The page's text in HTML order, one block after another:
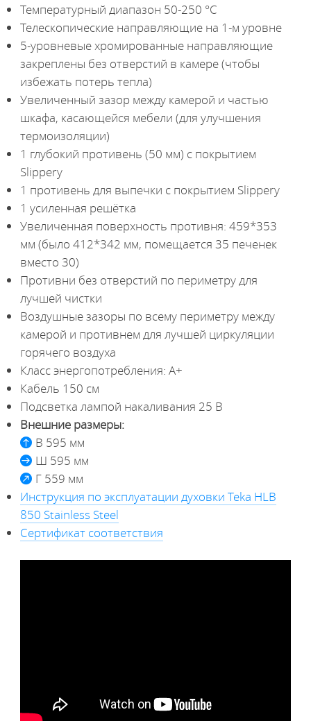
Температурный диапазон 50-250 °С
Телескопические направляющие на 1-м уровне
5-уровневые хромированные направляющие
закреплены без отверстий в камере (чтобы
избежать потерь тепла)
Увеличенный зазор между камерой и частью
шкафа, касающейся мебели (для улучшения
термоизоляции)
1 глубокий противень (50 мм) с покрытием
Slippery
1 противень для выпечки с покрытием Slippery
1 усиленная решётка
Увеличенная поверхность противня: 459*353
мм (было 412*342 мм, помещается 35 печенек
вместо 30)
Противни без отверстий по периметру для
лучшей чистки
Воздушные зазоры по всему периметру между
камерой и противнем для лучшей циркуляции
горячего воздуха
Класс энергопотребления: А+
Кабель 150 см
Подсветка лампой накаливания 25 В
Внешние размеры:
В 595 мм
Ш 595 мм
Г 559 мм
Инструкция по эксплуатации духовки Teka HLB
850 Stainless Steel
Сертификат соответствия